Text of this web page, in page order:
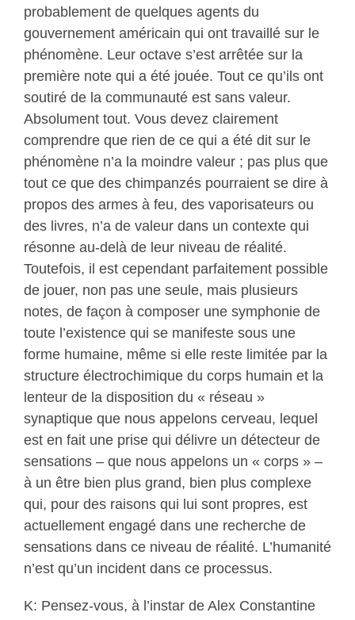
probablement de quelques agents du
gouvernement américain qui ont travaillé sur le
phénomène. Leur octave s’est arrêtée sur la
première note qui a été jouée. Tout ce qu’ils ont
soutiré de la communauté est sans valeur.
Absolument tout. Vous devez clairement
comprendre que rien de ce qui a été dit sur le
phénomène n’a la moindre valeur ; pas plus que
tout ce que des chimpanzés pourraient se dire à
propos des armes à feu, des vaporisateurs ou
des livres, n’a de valeur dans un contexte qui
résonne au-delà de leur niveau de réalité.
Toutefois, il est cependant parfaitement possible
de jouer, non pas une seule, mais plusieurs
notes, de façon à composer une symphonie de
toute l’existence qui se manifeste sous une
forme humaine, même si elle reste limitée par la
structure électrochimique du corps humain et la
lenteur de la disposition du « réseau »
synaptique que nous appelons cerveau, lequel
est en fait une prise qui délivre un détecteur de
sensations – que nous appelons un « corps » –
à un être bien plus grand, bien plus complexe
qui, pour des raisons qui lui sont propres, est
actuellement engagé dans une recherche de
sensations dans ce niveau de réalité. L’humanité
n’est qu’un incident dans ce processus.
K: Pensez-vous, à l’instar de Alex Constantine